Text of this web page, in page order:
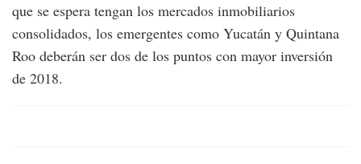
que se espera tengan los mercados inmobiliarios
consolidados, los emergentes como Yucatán y Quintana
Roo deberán ser dos de los puntos con mayor inversión
de 2018.